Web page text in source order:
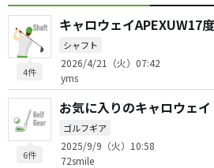
4件
キャロウェイAPEXUW17
シャフト
2026/4/21（火）07:42
yms
6件
お気に入りのキャロウェ
ゴルフギア
2025/9/9（火）10:58
72smile